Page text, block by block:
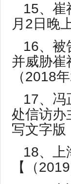
15、崔
月2日晚
16、被
并威胁崔
（2018
17、 冯
处信访办
写文字版
18、上
【（